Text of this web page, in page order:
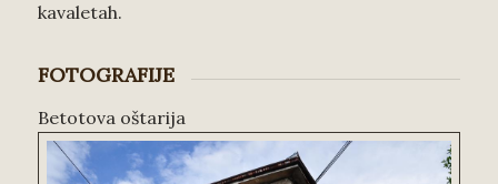
kavaletah.
FOTOGRAFIJE
Betotova oštarija